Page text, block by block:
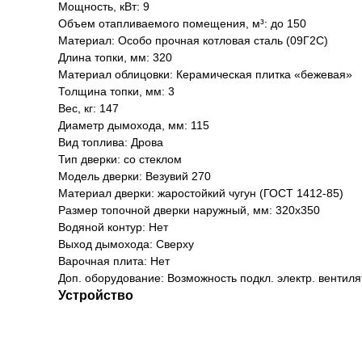
Мощность, кВт: 9
Объем отапливаемого помещения, м³: до 150
Материал: Особо прочная котловая сталь (09Г2С)
Длина топки, мм: 320
Материал облицовки: Керамическая плитка «бежевая»
Толщина топки, мм: 3
Вес, кг: 147
Диаметр дымохода, мм: 115
Вид топлива: Дрова
Тип дверки: со стеклом
Модель дверки: Везувий 270
Материал дверки: жаростойкий чугун (ГОСТ 1412-85)
Размер топочной дверки наружный, мм: 320х350
Водяной контур: Нет
Выход дымохода: Сверху
Варочная плита: Нет
Доп. оборудование: Возможность подкл. электр.
Устройство